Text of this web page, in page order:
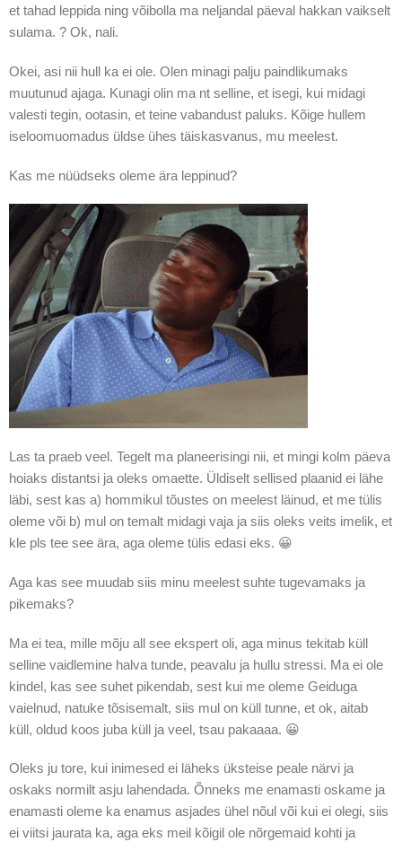
et tahad leppida ning võibolla ma neljandal päeval hakkan vaikselt
sulama. ? Ok, nali.
Okei, asi nii hull ka ei ole. Olen minagi palju paindlikumaks
muutunud ajaga. Kunagi olin ma nt selline, et isegi, kui midagi
valesti tegin, ootasin, et teine vabandust paluks. Kõige hullem
iseloomuomadus üldse ühes täiskasvanus, mu meelest.
Kas me nüüdseks oleme ära leppinud?
Las ta praeb veel. Tegelt ma planeerisingi nii, et mingi kolm päeva
hoiaks distantsi ja oleks omaette. Üldiselt sellised plaanid ei lähe
läbi, sest kas a) hommikul tõustes on meelest läinud, et me tülis
oleme või b) mul on temalt midagi vaja ja siis oleks veits imelik, et
kle pls tee see ära, aga oleme tülis edasi eks. 😀
Aga kas see muudab siis minu meelest suhte tugevamaks ja
pikemaks?
Ma ei tea, mille mõju all see ekspert oli, aga minus tekitab küll
selline vaidlemine halva tunde, peavalu ja hullu stressi. Ma ei ole
kindel, kas see suhet pikendab, sest kui me oleme Geiduga
vaielnud, natuke tõsisemalt, siis mul on küll tunne, et ok, aitab
küll, oldud koos juba küll ja veel, tsau pakaaaa. 😀
Oleks ju tore, kui inimesed ei läheks üksteise peale närvi ja
oskaks normilt asju lahendada. Õnneks me enamasti oskame ja
enamasti oleme ka enamus asjades ühel nõul või kui ei olegi, siis
ei viitsi jaurata ka, aga eks meil kõigil ole nõrgemaid kohti ja